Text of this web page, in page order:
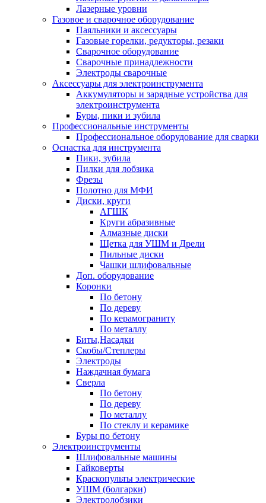
Лазерные уровни
Газовое и сварочное оборудование
Паяльники и аксессуары
Газовые горелки, редукторы, резаки
Сварочное оборудование
Сварочные принадлежности
Электроды сварочные
Аксессуары для электроинструмента
Аккумуляторы и зарядные устройства для
электроинструмента
Буры, пики и зубила
Профессиональные инструменты
Профессиональное оборудование для сварки
Оснастка для инструмента
Пики, зубила
Пилки для лобзика
Фрезы
Полотно для МФИ
Диски, круги
АГШК
Круги абразивные
Алмазные диски
Щетка для УШМ и Дрели
Пильные диски
Чашки шлифовальные
Доп. оборудование
Коронки
По бетону
По дереву
По керамограниту
По металлу
Биты,Насадки
Скобы/Степлеры
Электроды
Наждачная бумага
Сверла
По бетону
По дереву
По металлу
По стеклу и керамике
Буры по бетону
Электроинструменты
Шлифовальные машины
Гайковерты
Краскопульты электрические
УШМ (болгарки)
Электролобзики